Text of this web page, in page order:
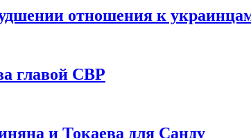
отношения к
главой СВР
и Токаева для Санду